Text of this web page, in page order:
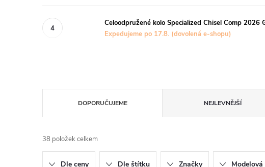
Celoodpružené kolo Specialized Chisel Comp 2026
Expedujeme po 17.8. (dovolená e-shopu)
a
z
DOPORUČUJEME NEJLEVNĚJŠÍ
38 položek celkem
Dle ceny Dle štítku Značky Modelová